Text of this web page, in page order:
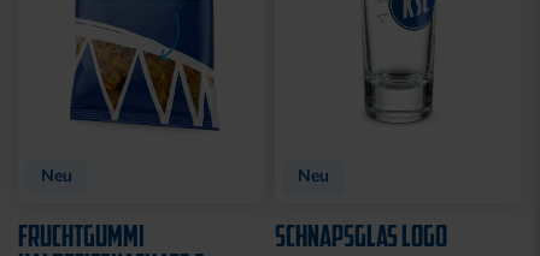
Neu
FRUCHTGUMMI
Neu
SCHNAPSGLAS LOGO